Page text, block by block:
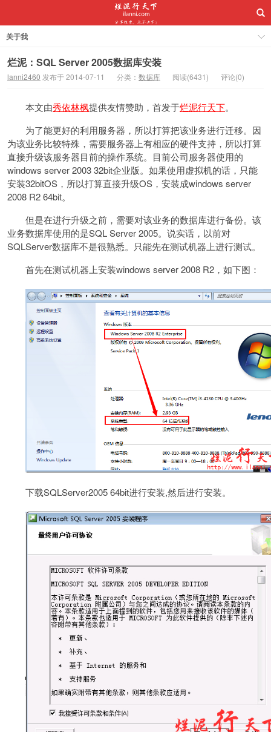
关于我
烂泥：SQL Server 2005数据库安装
lanni2460 发布于 2014-07-11 分类： 数据库 阅读(6431) 评论(0)
本文由秀依林枫提供友情赞助，首发于烂泥行天下。
为了能更好的利用服务器，所以打算把该业务进行迁移。因
为该业务比较特殊，需要服务器上有相应的硬件支持，所以打算
直接升级该服务器目前的操作系统。目前公司服务器使用的
windows server 2003 32bit企业版。如果使用虚拟机的话，只能
安装32bitOS，所以打算直接升级OS，安装成windows server
2008 R2 64bit。
但是在进行升级之前，需要对该业务的数据库进行备份。该
业务数据库使用的是SQL Server 2005。说实话，以前对
SQLServer数据库不是很熟悉。只能先在测试机器上进行测试。
首先在测试机器上安装windows server 2008 R2，如下图：
下载SQLServer2005 64bit进行安装,然后进行安装。